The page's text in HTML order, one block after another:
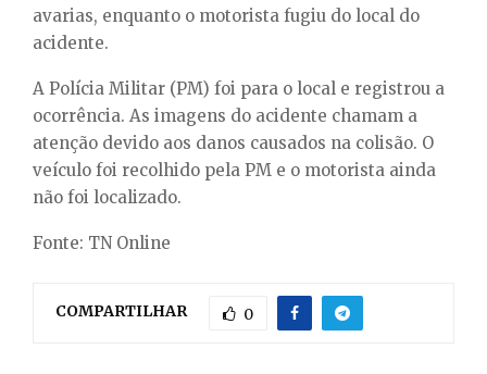
avarias, enquanto o motorista fugiu do local do
acidente.
A Polícia Militar (PM) foi para o local e registrou a
ocorrência. As imagens do acidente chamam a
atenção devido aos danos causados na colisão. O
veículo foi recolhido pela PM e o motorista ainda
não foi localizado.
Fonte: TN Online
COMPARTILHAR 0